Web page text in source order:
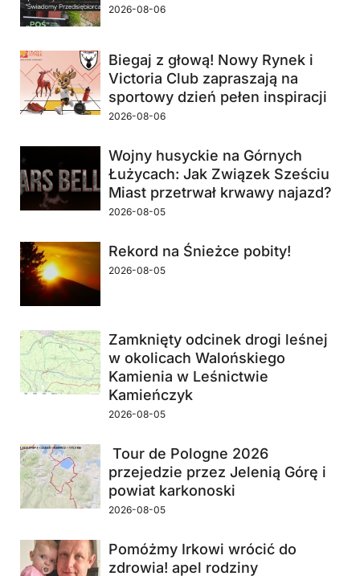
2026-08-06
Biegaj z głową! Nowy Rynek i
Victoria Club zapraszają na
sportowy dzień pełen inspiracji
2026-08-06
Wojny husyckie na Górnych
Łużycach: Jak Związek Sześciu
Miast przetrwał krwawy najazd?
2026-08-05
Rekord na Śnieżce pobity!
2026-08-05
Zamknięty odcinek drogi leśnej
w okolicach Walońskiego
Kamienia w Leśnictwie
Kamieńczyk
2026-08-05
Tour de Pologne 2026
przejedzie przez Jelenią Górę i
powiat karkonoski
2026-08-05
Pomóżmy Irkowi wrócić do
zdrowia! apel rodziny